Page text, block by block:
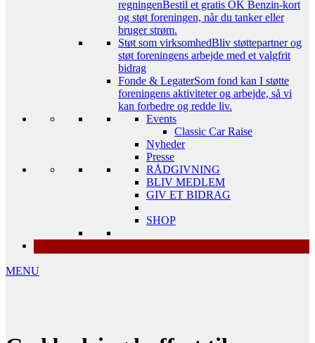
regningenBestil et gratis OK Benzin-kort
og støt foreningen, når du tanker eller
bruger strøm.
Støt som virksomhedBliv støttepartner og
støt foreningens arbejde med et valgfrit
bidrag
Fonde & LegaterSom fond kan I støtte
foreningens aktiviteter og arbejde, så vi
kan forbedre og redde liv.
Events
Classic Car Raise
Nyheder
Presse
RÅDGIVNING
BLIV MEDLEM
GIV ET BIDRAG
SHOP
MENU